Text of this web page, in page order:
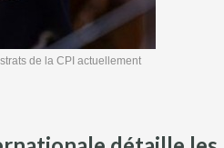
de la CPI actuellement